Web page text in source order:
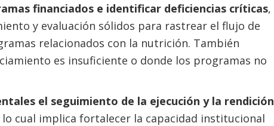
financiados e identificar deficiencias críticas,
y evaluación sólidos para rastrear el flujo de
relacionados con la nutrición. También
es insuficiente o donde los programas no
el seguimiento de la ejecución y la rendición
lo cual implica fortalecer la capacidad institucional